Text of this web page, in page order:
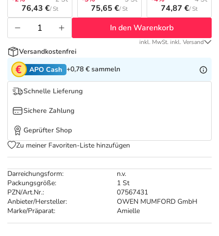
Tierapotheke
Vitamine & Mineralstoffe
Marken
Salus Deals
Darreichungsform:
n.v.
Packungsgröße:
1 St
PZN/Art.Nr.:
07567431
Anbieter/Hersteller:
OWEN MUMFORD GmbH
Marke/Präparat:
Amielle
76,43 €/ St 75,65 €/ St 74,87 €/ St
In den Warenkorb
inkl. MwSt. inkl. Versand
Versandkostenfrei
APO Cash +0,78 € sammeln
Schnelle Lieferung
Sichere Zahlung
Geprüfter Shop
Zu meiner Favoriten-Liste hinzufügen